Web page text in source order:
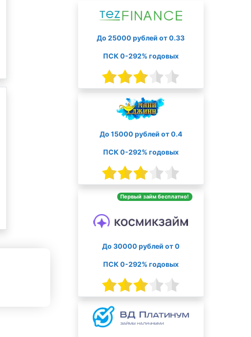
До 25000 рублей от 0.33
ПСК 0-292% годовых
До 15000 рублей от 0.4
ПСК 0-292% годовых
Первый займ бесплатно!
До 30000 рублей от 0
ПСК 0-292% годовых